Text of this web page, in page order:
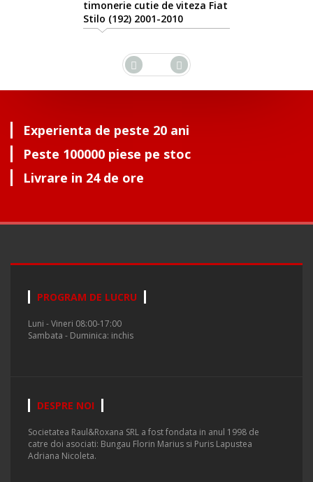
Experienta de peste 20 ani
Peste 100000 piese pe stoc
Livrare in 24 de ore
PROGRAM DE LUCRU
Luni - Vineri 08:00-17:00
Sambata - Duminica: inchis
DESPRE NOI
Societatea Raul&Roxana SRL a fost fondata in anul 1998 de
catre doi asociati: Bungau Florin Marius si Puris Lapustea
Adriana Nicoleta.